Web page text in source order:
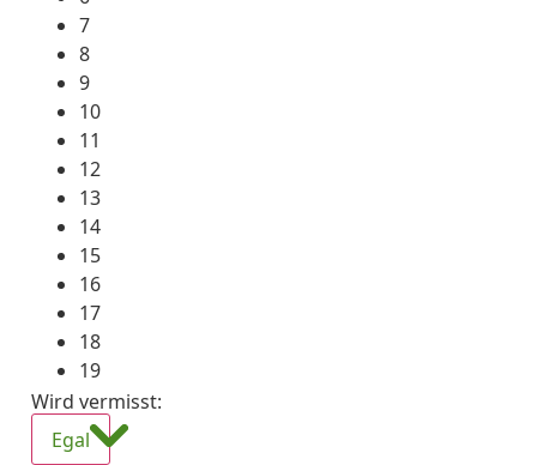
7
8
9
10
11
12
13
14
15
16
17
18
19
Wird vermisst:
Egal